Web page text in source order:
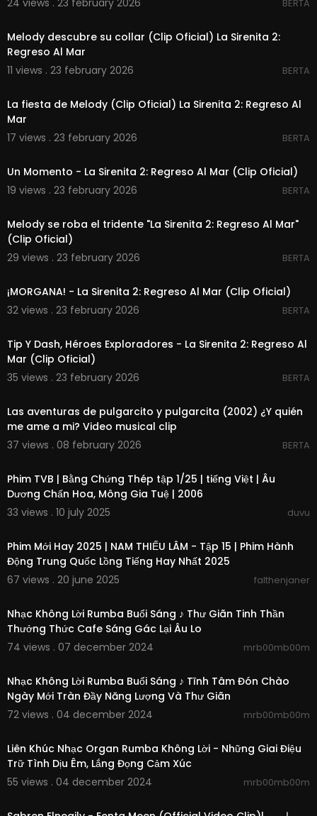
24 views . 23 february 2026
BERTA
Melody descubre su collar (Clip Oficial) La Sirenita 2:
Regreso Al Mar
11 views . 23 february 2026
BERTA
La fiesta de Melody (Clip Oficial) La Sirenita 2: Regreso Al
Mar
17 views . 23 february 2026
BERTA
Un Momento - La Sirenita 2: Regreso Al Mar (Clip Oficial)
19 views . 23 february 2026
BERTA
Melody se roba el tridente "La Sirenita 2: Regreso Al Mar"
(Clip Oficial)
29 views . 23 february 2026
BERTA
¡MORGANA! - La Sirenita 2: Regreso Al Mar (Clip Oficial)
32 views . 23 february 2026
BERTA
Tip Y Dash, Héroes Exploradores - La Sirenita 2: Regreso Al
Mar (Clip Oficial)
35 views . 23 february 2026
BERTA
Las aventuras de pulgarcito y pulgarcita (2002) ¿Y quién
me ame a mi? Video musical clip
37 views . 08 february 2026
BERTA
Phim TVB | Bằng Chứng Thép tập 1/25 | tiếng Việt | Âu
Dương Chấn Hoa, Mông Gia Tuệ | 2006
33 views . 10 july 2025
duvu
Phim Mới Hay 2025 | NAM THIẾU LÂM - Tập 15 | Phim Hành
Động Trung Quốc Lồng Tiếng Hay Nhất 2025
67 views . 20 june 2025
falthenjaner
Nhạc Không Lời Rumba Buổi Sáng ♪ Thư Giãn Tinh Thần
Thưởng Thức Cafe Sáng Gác Lại Âu Lo
74 views . 07 december 2024
mrb00mb00m
Nhạc Không Lời Rumba Buổi Sáng ♪ Tĩnh Tâm Đón Chào
Ngày Mới Tràn Đầy Năng Lượng Và Thư Giãn
72 views . 04 december 2024
mrb00mb00m
Liên Khúc Nhạc Organ Rumba Không Lời - Những Giai Điệu
Trữ Tình Dịu Êm, Lắng Đọng Cảm Xúc
55 views . 04 december 2024
mrb00mb00m